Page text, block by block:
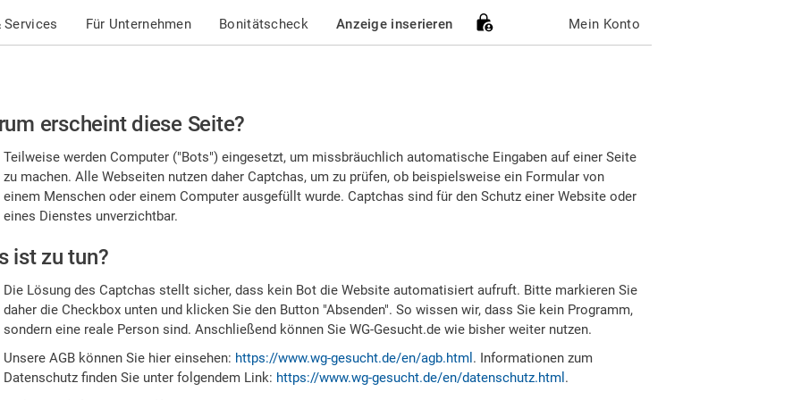
Services Für Unternehmen Bonitätscheck Anzeige inserieren Mein Konto
erscheint diese Seite?
Teilweise werden Computer ("Bots") eingesetzt, um missbräuchlich automatische Eingaben auf einer Seite
zu machen. Alle Webseiten nutzen daher Captchas, um zu prüfen, ob beispielsweise ein Formular von
einem Menschen oder einem Computer ausgefüllt wurde. Captchas sind für den Schutz einer Website oder
eines Dienstes unverzichtbar.
ist zu tun?
Die Lösung des Captchas stellt sicher, dass kein Bot die Website automatisiert aufruft. Bitte markieren Sie
daher die Checkbox unten und klicken Sie den Button "Absenden". So wissen wir, dass Sie kein Programm,
sondern eine reale Person sind. Anschließend können Sie WG-Gesucht.de wie bisher weiter nutzen.
Unsere AGB können Sie hier einsehen: https://www.wg-gesucht.de/en/agb.html . Informationen zum
Datenschutz finden Sie unter folgendem Link: https://www.wg-gesucht.de/en/datenschutz.html .